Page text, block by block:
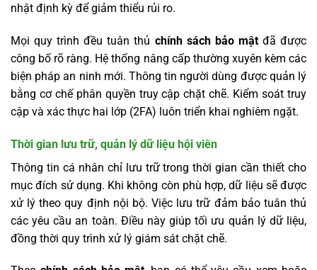
nhật định kỳ để giảm thiểu rủi ro.
Mọi quy trình đều tuân thủ chính sách bảo mật đã được
công bố rõ ràng. Hệ thống nâng cấp thường xuyên kèm các
biện pháp an ninh mới. Thông tin người dùng được quản lý
bằng cơ chế phân quyền truy cập chặt chẽ. Kiểm soát truy
cập và xác thực hai lớp (2FA) luôn triển khai nghiêm ngặt.
Thời gian lưu trữ, quản lý dữ liệu hội viên
Thông tin cá nhân chỉ lưu trữ trong thời gian cần thiết cho
mục đích sử dụng. Khi không còn phù hợp, dữ liệu sẽ được
xử lý theo quy định nội bộ. Việc lưu trữ đảm bảo tuân thủ
các yêu cầu an toàn. Điều này giúp tối ưu quản lý dữ liệu,
đồng thời quy trình xử lý giám sát chặt chẽ.